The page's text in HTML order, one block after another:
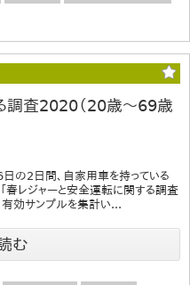
調査2020（20歳～69歳
の2日間、自家用車を持っている
レジャーと安全運転に関する調査
有効サンプルを集計い...
む